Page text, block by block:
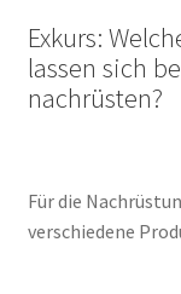
Exkurs:
lassen sich
nachrüsten?
Für die
verschiedene